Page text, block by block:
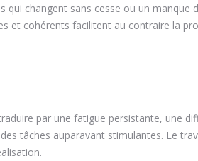
changent sans cesse ou un manque
et cohérents facilitent au contraire la
par une fatigue persistante, une
tâches auparavant stimulantes. Le